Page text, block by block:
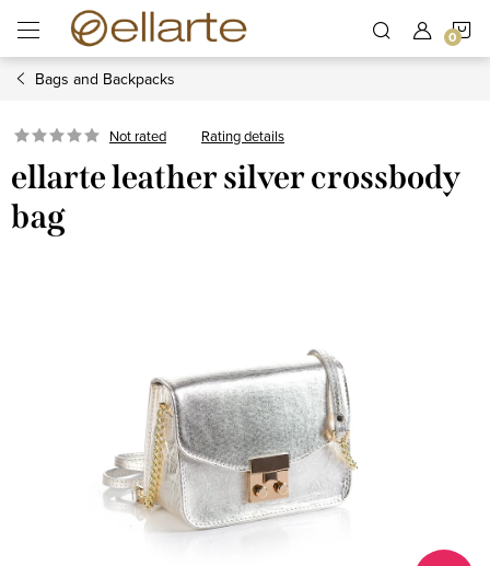
content
Bags and Backpacks
Not rated Rating details
ellarte leather silver crossbody
bag